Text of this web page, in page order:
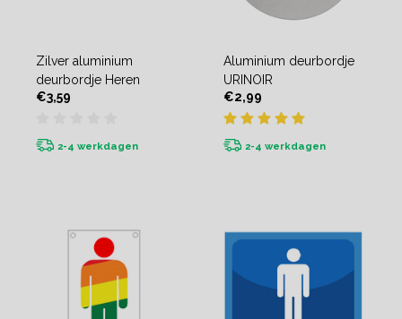
Zilver aluminium
deurbordje Heren
€3,59
2-4 werkdagen
Aluminium deurbordje
URINOIR
€2,99
2-4 werkdagen